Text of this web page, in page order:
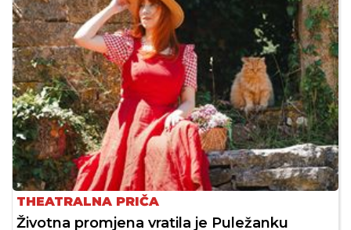
THEATRALNA PRIČA
Životna promjena vratila je Puležanku